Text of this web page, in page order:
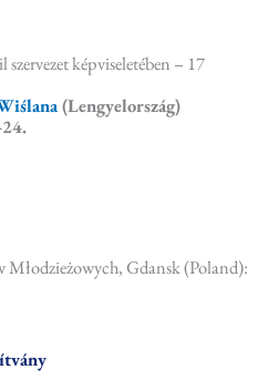
képviseletében – 17
(Lengyelország)
Młodzieżowych, Gdansk (Poland):